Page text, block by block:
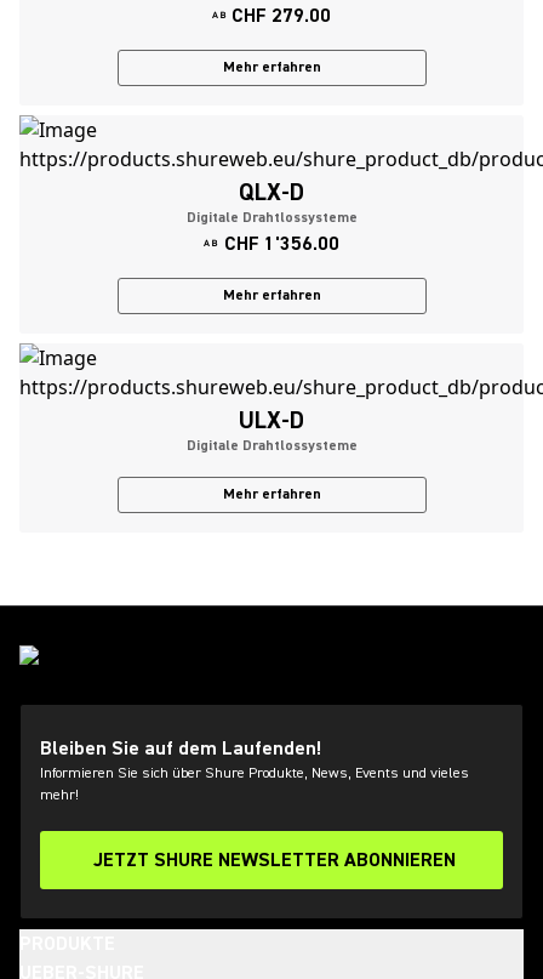
AB CHF 279.00
Mehr erfahren
QLX-D
Digitale Drahtlossysteme
AB CHF 1'356.00
Mehr erfahren
ULX-D
Digitale Drahtlossysteme
Mehr erfahren
Bleiben Sie auf dem Laufenden!
Informieren Sie sich über Shure Produkte, News, Events und vieles
mehr!
JETZT SHURE NEWSLETTER ABONNIEREN